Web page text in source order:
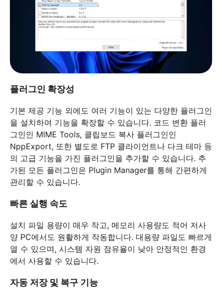
플러그인 확장성
기본 제공 기능 외에도 여러 기능이 있는 다양한 플러그인
을 설치하여 기능을 확장할 수 있습니다. 코드 변환 플러
그인인 MIME Tools, 클립보드 복사 플러그인인
NppExport, 또한 별도로 FTP 클라이언트나 다크 테마 등
의 고급 기능을 가진 플러그인을 추가할 수 있습니다. 추
가된 모든 플러그인은 Plugin Manager를 통해 간편하게
관리할 수 있습니다.
빠른 실행 속도
설치 파일 용량이 매우 작고, 메모리 사용량도 적어 저사
양 PC에서도 원활하게 작동합니다. 대용량 파일도 빠르게
열 수 있으며, 시스템 자원 점유율이 낮아 안정적인 환경
에서 사용할 수 있습니다.
자동 저장 및 복구 기능